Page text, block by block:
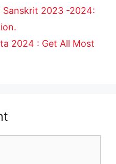
Sanskrit 2023 -2024:
2024 : Get All Most